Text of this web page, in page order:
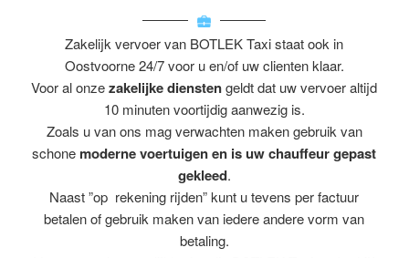
Zakelijk vervoer van BOTLEK Taxi staat ook in
Oostvoorne 24/7 voor u en/of uw clienten klaar.
Voor al onzezakelijke dienstengeldt dat uw vervoer altijd
10 minuten voortijdig aanwezig is.
Zoals u van ons mag verwachten maken gebruik van
schone moderne voertuigen en is uw chauffeur gepast
gekleed.
Naast ”op rekening rijden” kunt u tevens per factuur
betalen of gebruik maken van iedere andere vorm van
betaling.